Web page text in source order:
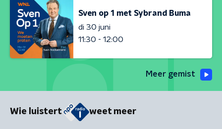
Sven op 1 met Sybrand Buma
di 30 juni
11:30 - 12:00
Meer gemist
Wie luistert weet meer